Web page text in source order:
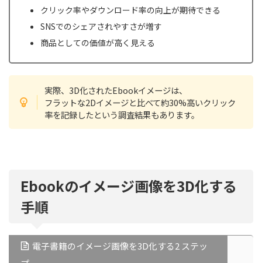
クリック率やダウンロード率の向上が期待できる
SNSでのシェアされやすさが増す
商品としての価値が高く見える
実際、3D化されたEbookイメージは、
フラットな2Dイメージと比べて約30%高いクリック
率を記録したという調査結果もあります。
Ebookのイメージ画像を3D化する
手順
電子書籍のイメージ画像を3D化する2 ステッ